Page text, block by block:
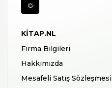
KITAP.NL
Firma Bilgileri
Hakkımızda
Mesafeli Satış Sözleşmesi